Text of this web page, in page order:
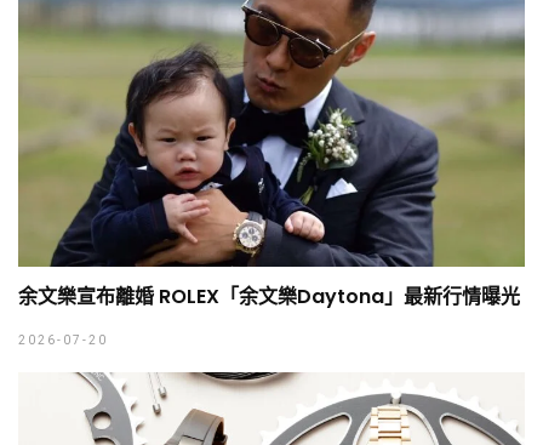
余文樂宣布離婚 ROLEX「余文樂Daytona」最新行情曝光
2026-07-20